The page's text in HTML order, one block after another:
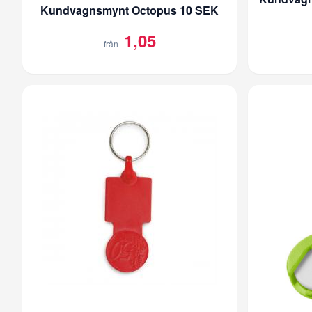
Kundvagnsmynt Octopus 10 SEK
från 1,05